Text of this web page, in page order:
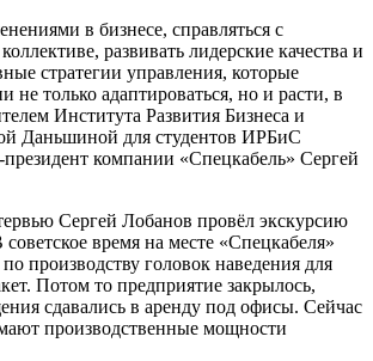
в бизнесе, справляться с
развивать лидерские качества и
стратегии управления, которые
не только адаптироваться, но и расти, в
Института Развития Бизнеса и
Даньшиной для студентов ИРБиС
президент компании «Спецкабель» Сергей
Сергей Лобанов провёл экскурсию
время на месте «Спецкабеля»
производству головок наведения для
Потом то предприятие закрылось,
сдавались в аренду под офисы. Сейчас
производственные мощности